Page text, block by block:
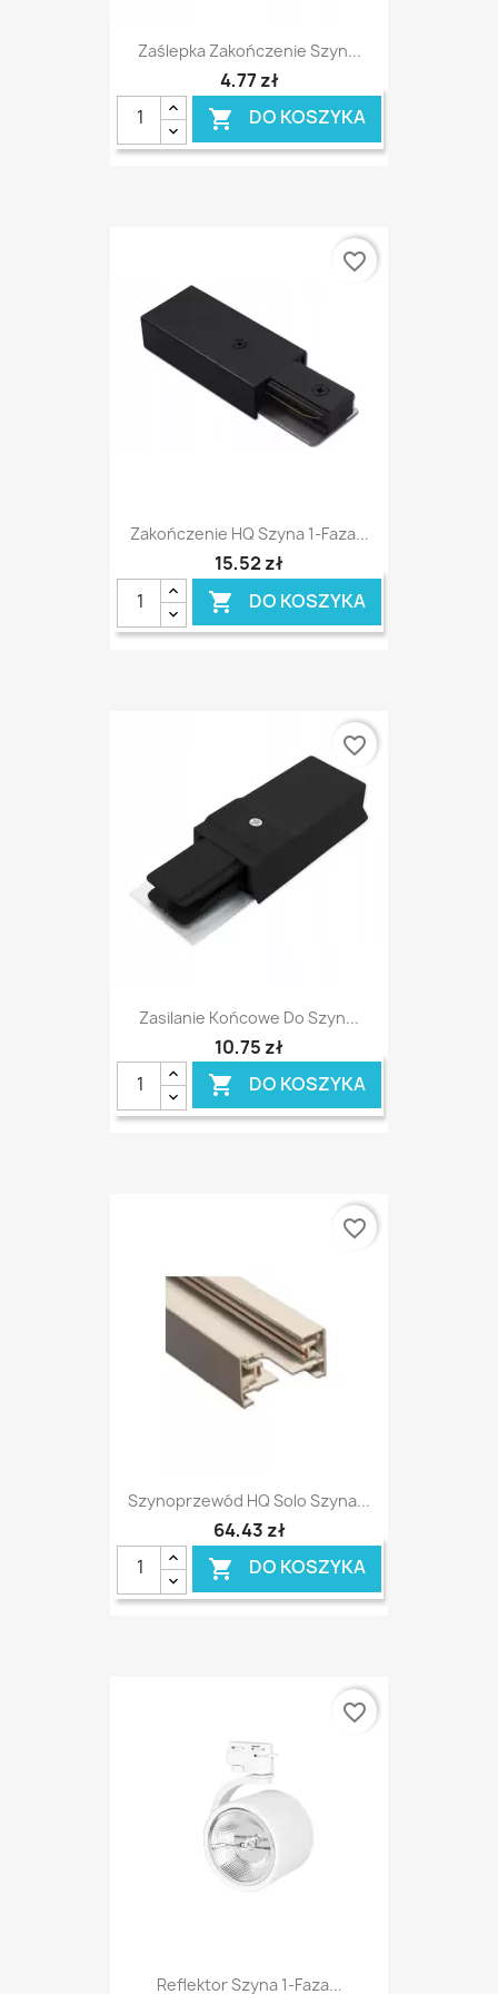
Zaślepka Zakończenie Szyn...
4,77 zł
 DO KOSZYKA
Zakończenie HQ Szyna 1-Faza...
15,52 zł
 DO KOSZYKA
favorite_border
Zasilanie Końcowe Do Szyn...
10,75 zł
 DO KOSZYKA
favorite_border
Szynoprzewód HQ Solo Szyna...
64,43 zł
 DO KOSZYKA
favorite_border
Reflektor Szyna 1-Faza...
favorite_border